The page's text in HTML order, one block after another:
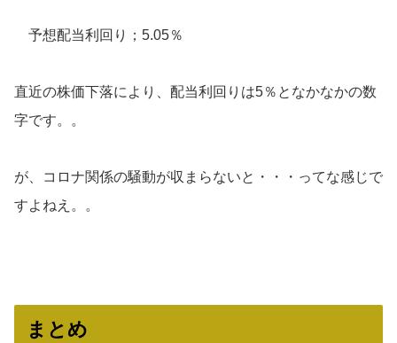
予想配当利回り；5.05％
直近の株価下落により、配当利回りは5％となかなかの数
字です。。
が、コロナ関係の騒動が収まらないと・・・ってな感じで
すよねえ。。
まとめ